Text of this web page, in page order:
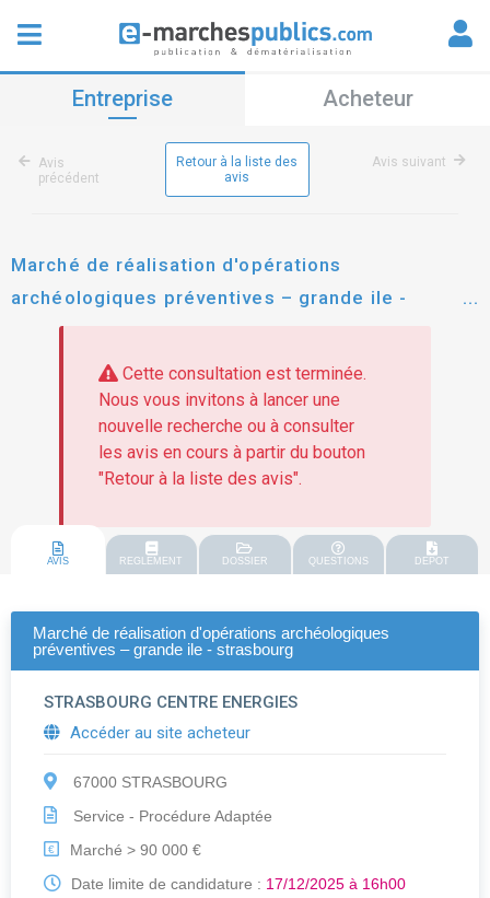
Entreprise Acheteur
Avis
précédent
Retour à la liste des
avis
Avis suivant
Marché de réalisation d'opérations
archéologiques préventives – grande ile -
strasbourg
Cette consultation est terminée.
Nous vous invitons à lancer une
nouvelle recherche ou à consulter
les avis en cours à partir du bouton
"Retour à la liste des avis".
AVIS REGLEMENT DOSSIER QUESTIONS DEPOT
Marché de réalisation d'opérations archéologiques
préventives – grande ile - strasbourg
STRASBOURG CENTRE ENERGIES
Accéder au site acheteur
67000 STRASBOURG
Service - Procédure Adaptée
€
Marché > 90 000 €
Date limite de candidature : 17/12/2025 à 16h00